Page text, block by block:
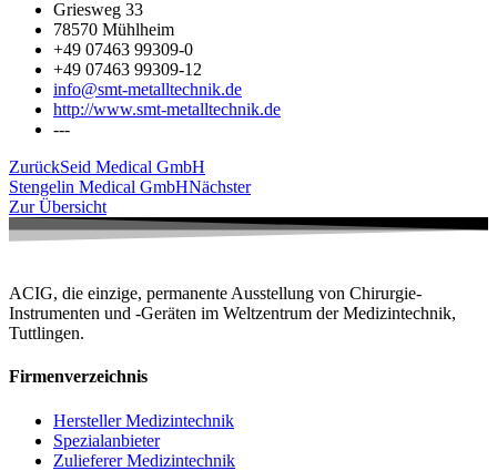
Griesweg 33
78570 Mühlheim
+49 07463 99309-0
+49 07463 99309-12
info@smt-metalltechnik.de
http://www.smt-metalltechnik.de
---
ZurückSeid Medical GmbH
Stengelin Medical GmbHNächster
Zur Übersicht
ACIG, die einzige, permanente Ausstellung von Chirurgie-
Instrumenten und -Geräten im Weltzentrum der Medizintechnik,
Tuttlingen.
Firmenverzeichnis
Hersteller Medizintechnik
Spezialanbieter
Zulieferer Medizintechnik